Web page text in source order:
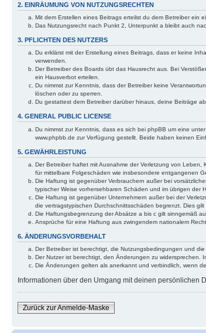
2. EINRÄUMUNG VON NUTZUNGSRECHTEN
Mit dem Erstellen eines Beitrags erteilst du dem Betreiber ein
Das Nutzungsrecht nach Punkt 2, Unterpunkt a bleibt auch
3. PFLICHTEN DES NUTZERS
Du erklärst mit der Erstellung eines Beitrags, dass er keine
verwenden.
Der Betreiber des Boards übt das Hausrecht aus. Bei
ein Hausverbot erteilen.
Du nimmst zur Kenntnis, dass der Betreiber keine
löschen oder zu sperren.
Du gestattest dem Betreiber darüber hinaus, deine Beiträge
4. GENERAL PUBLIC LICENSE
Du nimmst zur Kenntnis, dass es sich bei phpBB um eine
www.phpbb.de zur Verfügung gestellt. Beide haben keinen
5. GEWÄHRLEISTUNG
Der Betreiber haftet mit Ausnahme der Verletzung von
für mittelbare Folgeschäden wie insbesondere entgangenen
Die Haftung ist gegenüber Verbrauchern außer bei
typischer Weise vorhersehbaren Schäden und im übrigen der
Die Haftung ist gegenüber Unternehmern außer bei der
die vertragstypischen Durchschnittsschäden begrenzt. Dies
Die Haftungsbegrenzung der Absätze a bis c gilt sinngemäß
Ansprüche für eine Haftung aus zwingendem nationalem
6. ÄNDERUNGSVORBEHALT
Der Betreiber ist berechtigt, die Nutzungsbedingungen und
Der Nutzer ist berechtigt, den Änderungen zu widersprechen.
Die Änderungen gelten als anerkannt und verbindlich, wenn
Informationen über den Umgang mit deinen persönlichen
Zurück zur Anmelde-Maske